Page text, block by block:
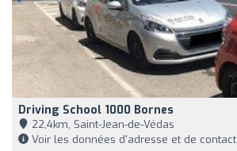
Driving School 1000 Bornes
22,4km, Saint-Jean-de-Védas
Voir les données d'adresse et de contact